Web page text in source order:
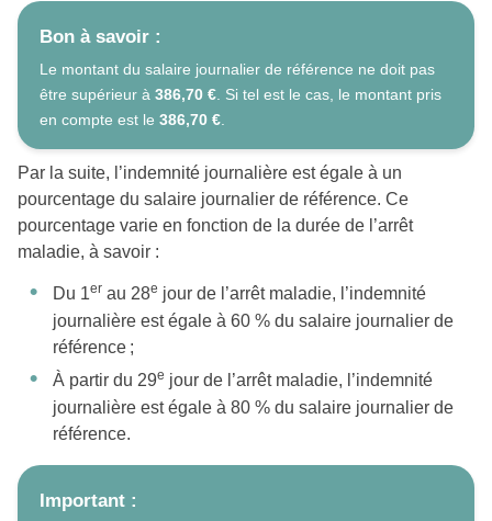
Bon à savoir :
Le montant du salaire journalier de référence ne doit pas
être supérieur à 386,70 € . Si tel est le cas, le montant pris
en compte est le 386,70 €
Par la suite, l’indemnité journalière est égale à un
pourcentage du salaire journalier de référence. Ce
pourcentage varie en fonction de la durée de l’arrêt
maladie, à savoir :
Du 1er au 28e jour de l’arrêt maladie, l’indemnité
journalière est égale à 60 % du salaire journalier de
référence ;
À partir du 29e jour de l’arrêt maladie, l’indemnité
journalière est égale à 80 % du salaire journalier de
référence.
Important :